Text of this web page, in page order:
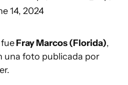
14, 2024
Fray Marcos (Florida),
una foto publicada por